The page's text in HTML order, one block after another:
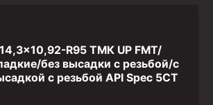
R95 ТМК UP FMT/
без высадки с резьбой/с
с резьбой API Spec 5CT